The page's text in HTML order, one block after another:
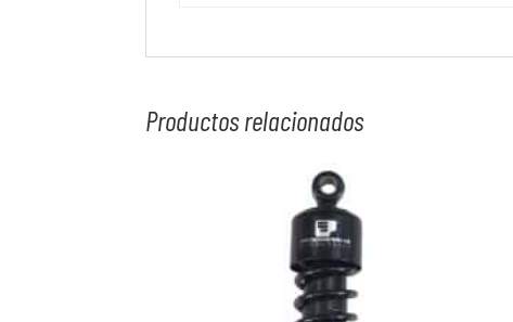
Productos relacionados